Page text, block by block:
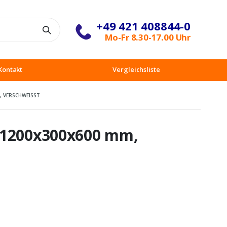
+49 421 408844-0
Mo-Fr 8.30-17.00 Uhr
Vergleichsliste
mm,